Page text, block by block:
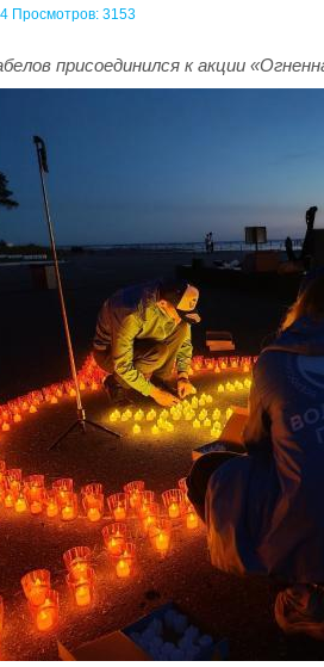
Просмотров: 3153
присоединился к акции